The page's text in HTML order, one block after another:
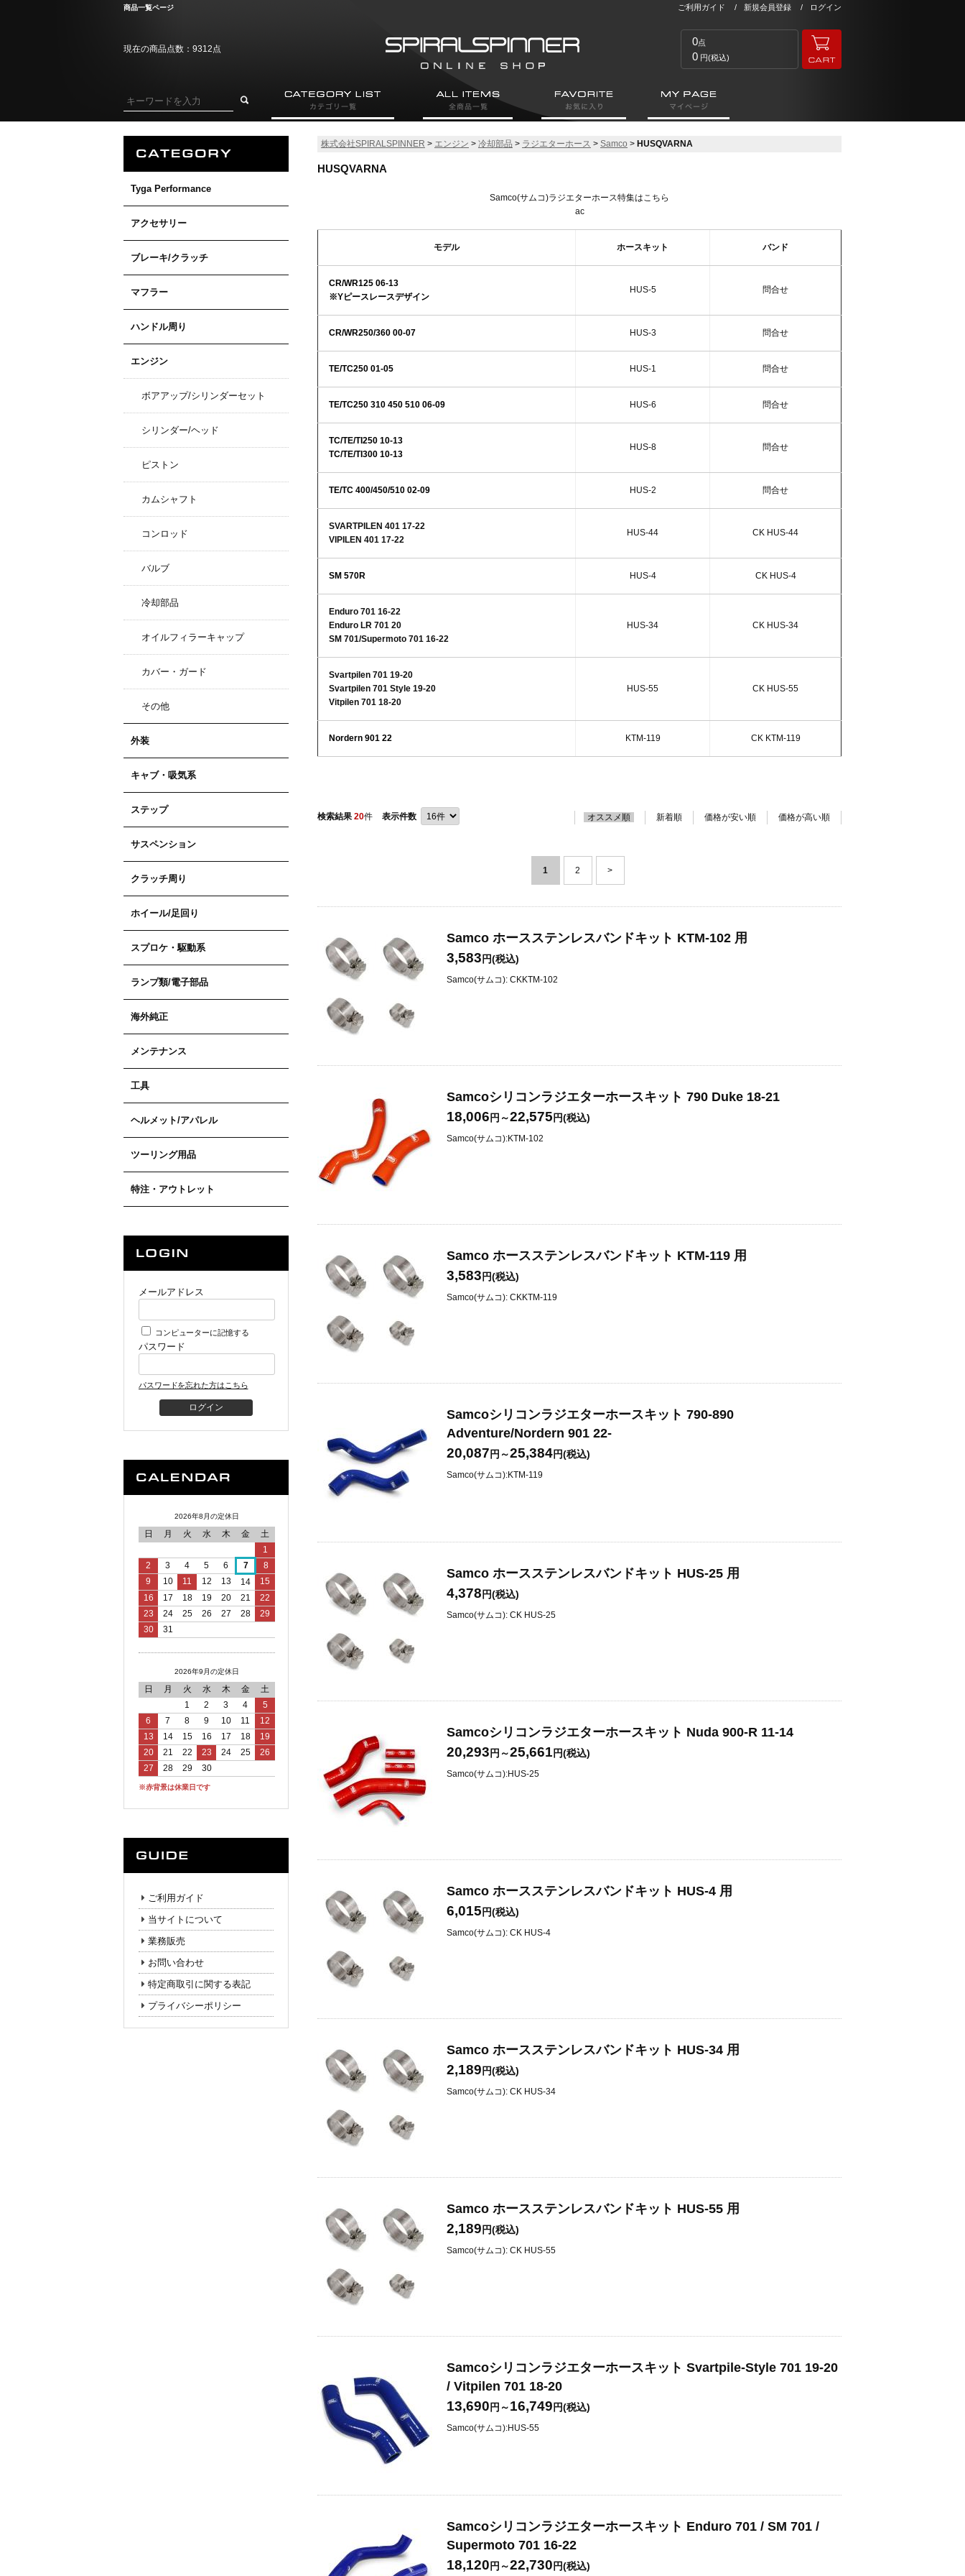
商品一覧ページ ご利用ガイド 新規会員登録 ログイン
現在の商品点数：9312点
0点
0 円(税込)
Tyga Performance
アクセサリー
ブレーキ/クラッチ
マフラー
ハンドル周り
エンジン
ボアアップ/シリンダーセット
シリンダー/ヘッド
ピストン
カムシャフト
コンロッド
バルブ
冷却部品
オイルフィラーキャップ
カバー・ガード
その他
外装
キャブ・吸気系
ステップ
サスペンション
クラッチ周り
ホイール/足回り
スプロケ・駆動系
ランプ類/電子部品
海外純正
メンテナンス
工具
ヘルメット/アパレル
ツーリング用品
特注・アウトレット
メールアドレス
コンピューターに記憶する
パスワード
パスワードを忘れた方はこちら
2026年8月の定休日
日 月 火 水 木 金
土
1
2
3 4 5 6 7
8
9
10 11 12 13 14
15
16
17 18 19 20 21
22
23
24 25 26 27 28
29
30
31
2026年9月の定休日
日 月 火 水 木 金
土
1
2 3 4
5
6
7 8 9 10 11
12
13
14 15 16 17 18
19
20
21 22 23 24 25
26
27
28 29 30
※赤背景は休業日です
ご利用ガイド
当サイトについて
業務販売
お問い合わせ
特定商取引に関する表記
プライバシーポリシー
株式会社SPIRALSPINNER > エンジン > 冷却部品 > ラジエターホース > Samco > HUSQVARNA
HUSQVARNA
Samco(サムコ)ラジエターホース特集はこちら
ac
モデル ホースキット バンド
CR/WR125 06-13
※Yピースレースデザイン
HUS-5 問合せ
CR/WR250/360 00-07 HUS-3 問合せ
TE/TC250 01-05 HUS-1 問合せ
TE/TC250 310 450 510 06-09 HUS-6 問合せ
TC/TE/TI250 10-13
TC/TE/TI300 10-13
HUS-8 問合せ
TE/TC 400/450/510 02-09 HUS-2 問合せ
SVARTPILEN 401 17-22
VIPILEN 401 17-22
HUS-44 CK HUS-44
SM 570R HUS-4 CK HUS-4
Enduro 701 16-22
Enduro LR 701 20
SM 701/Supermoto 701 16-22
HUS-34 CK HUS-34
Svartpilen 701 19-20
Svartpilen 701 Style 19-20
Vitpilen 701 18-20
HUS-55 CK HUS-55
Nordern 901 22 KTM-119 CK KTM-119
検索結果 20件 表示件数 オススメ順 新着順 価格が安い順 価格が高い順
1 2 >
Samco ホースステンレスバンドキット KTM-102 用
3,583 円(税込)
Samco(サムコ): CKKTM-102
Samcoシリコンラジエターホースキット 790 Duke 18-21
18,006 円～22,575 円(税込)
Samco(サムコ):KTM-102
Samco ホースステンレスバンドキット KTM-119 用
3,583 円(税込)
Samco(サムコ): CKKTM-119
Samcoシリコンラジエターホースキット 790-890
Adventure/Nordern 901 22-
20,087 円～25,384円(税込)
Samco(サムコ):KTM-119
Samco ホースステンレスバンドキット HUS-25 用
4,378 円(税込)
Samco(サムコ): CK HUS-25
Samcoシリコンラジエターホースキット Nuda 900-R 11-14
20,293 円～25,661 円(税込)
Samco(サムコ):HUS-25
Samco ホースステンレスバンドキット HUS-4 用
6,015 円(税込)
Samco(サムコ): CK HUS-4
Samco ホースステンレスバンドキット HUS-34 用
2,189 円(税込)
Samco(サムコ): CK HUS-34
Samco ホースステンレスバンドキット HUS-55 用
2,189 円(税込)
Samco(サムコ): CK HUS-55
Samcoシリコンラジエターホースキット Svartpile-Style 701 19-20
/ Vitpilen 701 18-20
13,690 円～16,749 円(税込)
Samco(サムコ):HUS-55
Samcoシリコンラジエターホースキット Enduro 701 / SM 701 /
Supermoto 701 16-22
18,120 円～22,730 円(税込)